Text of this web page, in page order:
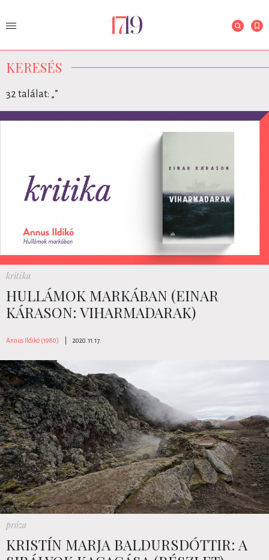
KERESÉS
32 találat: „”
kritika
HULLÁMOK MARKÁBAN (EINAR
KÁRASON: VIHARMADARAK)
Annus Ildikó (1980) 2020.11.17.
próza
KRISTÍN MARJA BALDURSDÓTTIR: A